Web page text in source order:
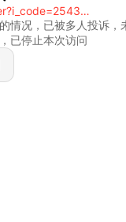
https://www.q4sdgj.vip:9663/register?i_code=25430844
情况，已被多人投诉，
已停止本次访问